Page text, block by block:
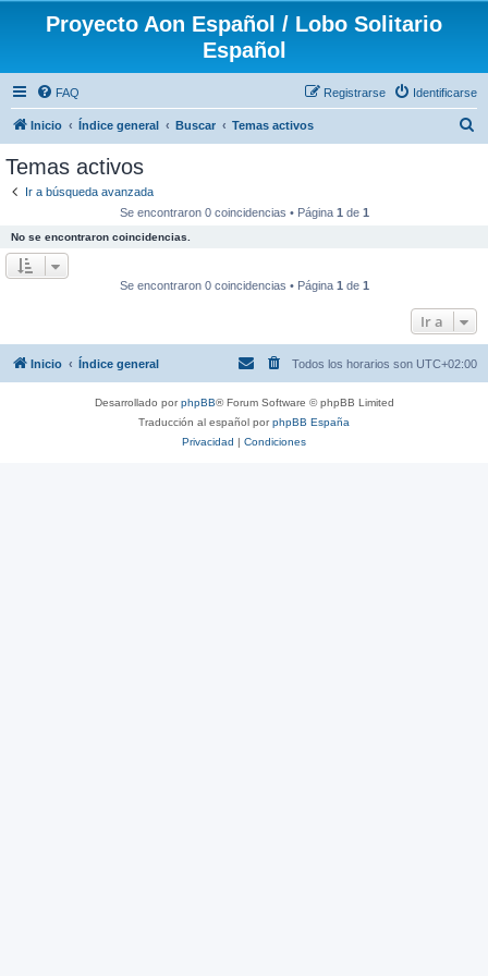
Proyecto Aon Español / Lobo Solitario
Español
FAQ Identificarse
Registrarse
Inicio Índice general Buscar Temas activos
Temas activos
Ir a búsqueda avanzada
Se encontraron 0 coincidencias • Página 1 de 1
No se encontraron coincidencias.
Se encontraron 0 coincidencias • Página 1 de 1
Ir a
Inicio Índice general Todos los horarios son UTC+02:00
Desarrollado porphpBB® Forum Software © phpBB Limited
Traducción al español porphpBB España
Privacidad | Condiciones